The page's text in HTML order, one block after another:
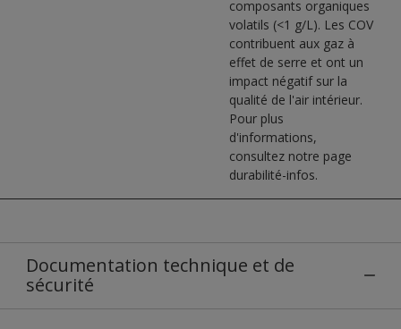
composants organiques
volatils (<1 g/L). Les COV
contribuent aux gaz à
effet de serre et ont un
impact négatif sur la
qualité de l'air intérieur.
Pour plus
d'informations,
consultez notre page
durabilité-infos.
Documentation technique et de
sécurité